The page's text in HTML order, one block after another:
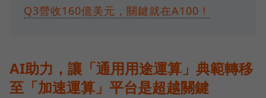
Q3營收160億美元，關鍵就在A100！
AI助力，讓「通用用途運算」典範轉移
至「加速運算」平台是超越關鍵